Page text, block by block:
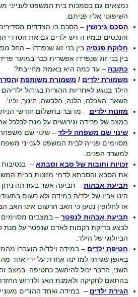
נמצאים גם בסמכות בית המשפט לענייני
השיפוטי אליו פניתם.
הסכם גירושין – הסכם בו הצדדים
והנכסים ובמידה ויש ילדים גם את הסדרי
חלוקת פנסיה
בין בני זוג שנפרדו אפשרית כבר במועד
כתובה – עד כמה היא באמת מחייבת?
משמורת ילדים / משמורת משותפתו
הילד בנוגע לאחריות ההורית בגידול
השאר: האכלה, הלנה, הלבשה, חינוך, וכיו'.
מזונות ילדים – מדובר בתשלום חודשי
במצב של פרידה וגירושים על מנת לכלכל
שינוי שם משפחה לילד– שינוי שם
מסוימים פנייה לבית המשפט לענייני
למשרד הפנים.
זכויות וחובות של סבא וסבתא– בנסיבות
את הסבא והסבתא לדמי מזונות בבית
תביעת אבהות– תביעה אשר בעזרתה ניתן
הינו אביו של ילד/ה במידה ולא רשום
או לחלופין נטען כי האב הרשום אינו האב
תביעת אבהות לנפטר– במצבים
לבצע בדיקת רקמות לאדם שנפטר על מנת
הביולוגי של הילד.
חטיפת ילדים – במידה וילד/ה הועברו
באופן שגרתי למדינה אחרת על ידי אחד
השני, הדבר יכול להיחשב כחטיפה. במצב
בהתאם לחקיקה ולאמנת האג ולדרוש
הגירת ילדים – במידה ואחד ההורים